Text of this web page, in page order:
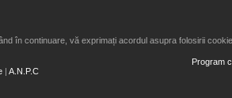
în continuare, vă exprimați acordul asupra folosirii
| A.N.P.C
Program